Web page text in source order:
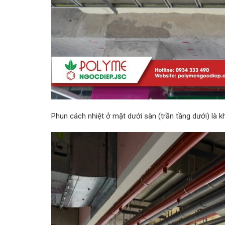
Phun cách nhiệt ở mặt dưới sàn (trần tầng dưới) là